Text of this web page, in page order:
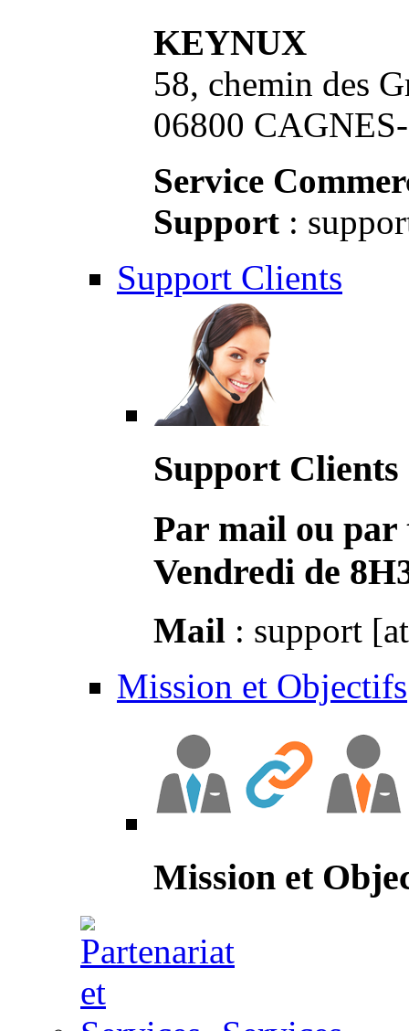
KEYNUX
58, chemin des
06800
Service
Support :
Support Clients
Support Clients
Par mail ou par
Vendredi de
Mail : support
Mission et Objectifs
Mission et